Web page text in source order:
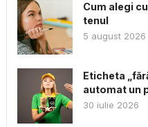
Cum alegi
tenul
5 august 2026
Eticheta
automat un
30 iulie 2026